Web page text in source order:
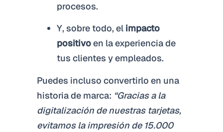
procesos.
Y, sobre todo, el impacto
positivoen la experiencia de
tus clientes y empleados.
Puedes incluso convertirlo en una
historia de marca: “Gracias a la
digitalización de nuestras tarjetas,
evitamos la impresión de 15.000